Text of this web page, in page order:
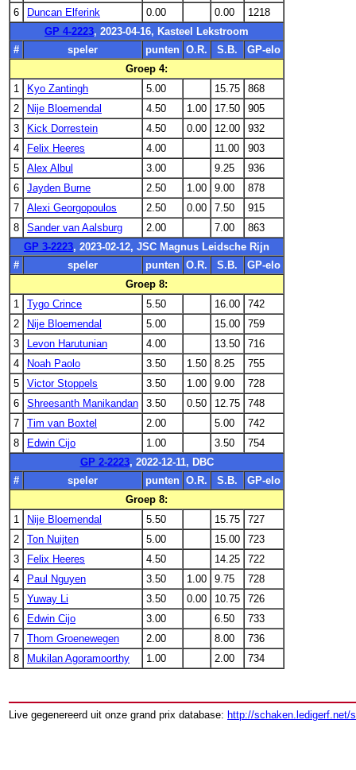
6
Duncan Elferink 0.00 0.00
1218
GP 4-2223, 2023-04-16, Kasteel Lekstroom
#
speler punten O.R. S.B.
GP-elo
Groep 4:
1
Kyo Zantingh 5.00 15.75
868
2
Nije Bloemendal 4.50 1.00 17.50
905
3
Kick Dorrestein 4.50 0.00 12.00
932
4
Felix Heeres 4.00 11.00
903
5
Alex Albul 3.00 9.25
936
6
Jayden Burne 2.50 1.00 9.00
878
7
Alexi Georgopoulos 2.50 0.00 7.50
915
8
Sander van Aalsburg 2.00 7.00
863
GP 3-2223, 2023-02-12, JSC Magnus Leidsche Rijn
#
speler punten O.R. S.B.
GP-elo
Groep 8:
1
Tygo Crince 5.50 16.00
742
2
Nije Bloemendal 5.00 15.00
759
3
Levon Harutunian 4.00 13.50
716
4
Noah Paolo 3.50 1.50 8.25
755
5
Victor Stoppels 3.50 1.00 9.00
728
6
Shreesanth Manikandan 3.50 0.50 12.75
748
7
Tim van Boxtel 2.00 5.00
742
8
Edwin Cijo 1.00 3.50
754
GP 2-2223, 2022-12-11, DBC
#
speler punten O.R. S.B.
GP-elo
Groep 8:
1
Nije Bloemendal 5.50 15.75
727
2
Ton Nuijten 5.00 15.00
723
3
Felix Heeres 4.50 14.25
722
4
Paul Nguyen 3.50 1.00 9.75
728
5
Yuway Li 3.50 0.00 10.75
726
6
Edwin Cijo 3.00 6.50
733
7
Thom Groenewegen 2.00 8.00
736
8
Mukilan Agoramoorthy 1.00 2.00 734
Live gegenereerd uit onze grand prix database: http://schaken.ledigerf.net/